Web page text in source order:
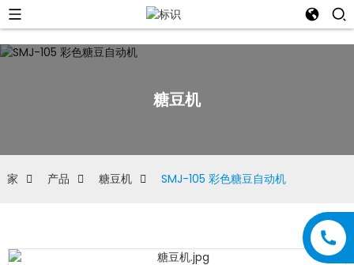
糖豆机
家 产品 糖豆机 SMJ-105 彩色糖豆自动机